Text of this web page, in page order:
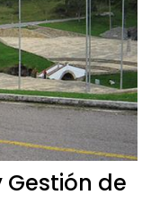
Gestión de